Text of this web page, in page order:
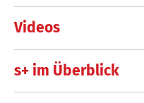
Videos
s+ im Überblick